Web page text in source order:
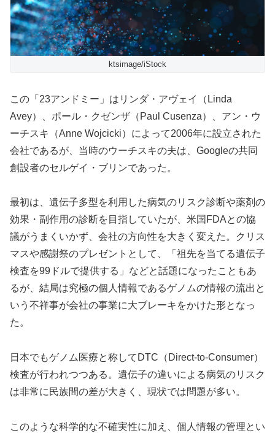
ktsimage/iStock
この「23アンドミー」はリンダ・アヴェイ（Linda
Avey）、ポール・クゼンザ（Paul Cusenza）、アン・ウ
ーチスキ（Anne Wojcicki）によって2006年に設立された
会社であるが、当時のウーチスキの夫は、Googleの共同
創設者のセルゲイ・ブリンであった。
最初は、遺伝子多型を利用した病気のリスク診断や薬剤の
効果・副作用の診断を目指していたが、米国FDAとの協
議がうまくいかず、会社の方向性を大きく変えた。クリス
マスや感謝祭のプレゼントとして、「祖先を当てる遺伝子
検査を99ドルで提供する」などと話題になったこともあ
るが、結局は究極の個人情報であるゲノムの情報の流出と
いう不祥事が会社の事業に大ブレーキをかけた形となっ
た。
日本でもゲノム医療と称してDTC（Direct-to-Consumer）
検査が行われつつある。遺伝子の違いによる病気のリスク
は非常に民族間の差が大きく、現状では問題が多い。
このような科学的な不確実性に加え、個人情報の管理とい